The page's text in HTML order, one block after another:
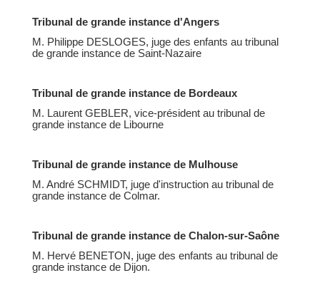
Tribunal de grande instance d'Angers
M. Philippe DESLOGES, juge des enfants au tribunal
de grande instance de Saint-Nazaire
Tribunal de grande instance de Bordeaux
M. Laurent GEBLER, vice-président au tribunal de
grande instance de Libourne
Tribunal de grande instance de Mulhouse
M. André SCHMIDT, juge d'instruction au tribunal de
grande instance de Colmar.
Tribunal de grande instance de Chalon-sur-Saône
M. Hervé BENETON, juge des enfants au tribunal de
grande instance de Dijon.